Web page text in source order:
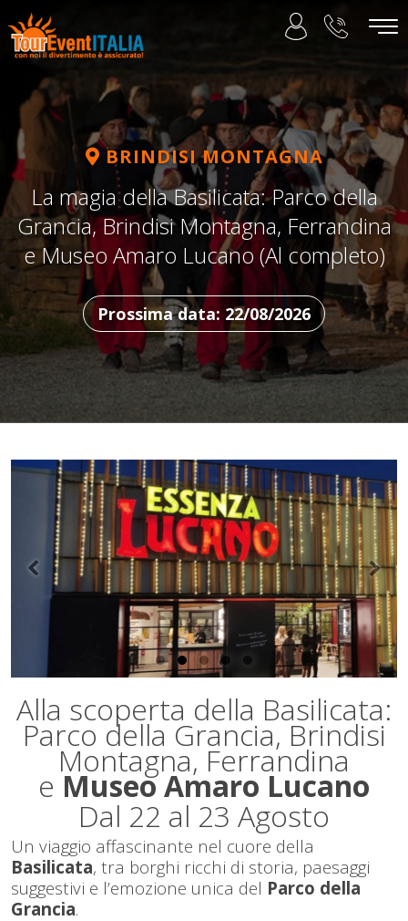
BRINDISI MONTAGNA
La magia della Basilicata: Parco della
Grancia, Brindisi Montagna, Ferrandina
e Museo Amaro Lucano (Al completo)
Prossima data: 22/08/2026
Alla scoperta della Basilicata:
Parco della Grancia, Brindisi
Montagna, Ferrandina
eMuseo Amaro Lucano
Dal 22 al 23 Agosto
Un viaggio affascinante nel cuore della
Basilicata, tra borghi ricchi di storia, paesaggi
suggestivi e l’emozione unica del Parco della
Grancia.